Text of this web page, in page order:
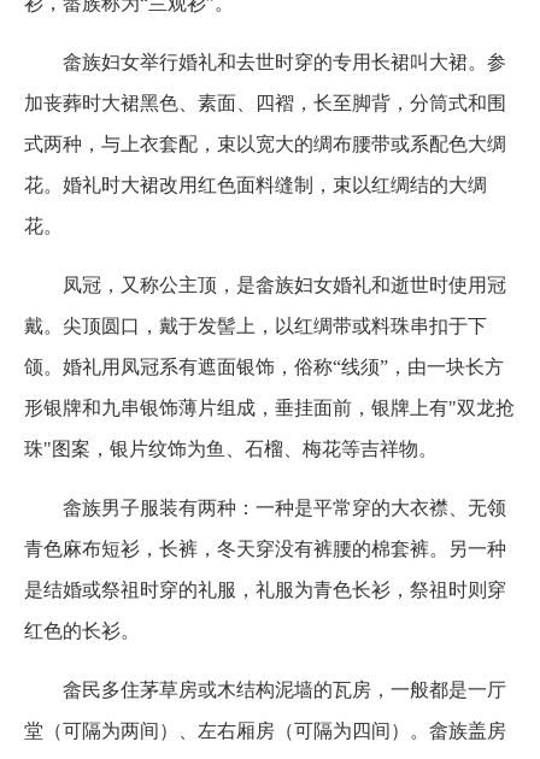
畲族妇女举行婚礼和去世时穿的专用长裙叫大裙。参
加丧葬时大裙黑色、素面、四褶，长至脚背，分筒式和围
式两种，与上衣套配，束以宽大的绸布腰带或系配色大绸
花。婚礼时大裙改用红色面料缝制，束以红绸结的大绸
花。
凤冠，又称公主顶，是畲族妇女婚礼和逝世时使用冠
戴。尖顶圆口，戴于发髻上，以红绸带或料珠串扣于下
颌。婚礼用凤冠系有遮面银饰，俗称“线须”，由一块长方
形银牌和九串银饰薄片组成，垂挂面前，银牌上有"双龙抢
珠"图案，银片纹饰为鱼、石榴、梅花等吉祥物。
畲族男子服装有两种：一种是平常穿的大衣襟、无领
青色麻布短衫，长裤，冬天穿没有裤腰的棉套裤。另一种
是结婚或祭祖时穿的礼服，礼服为青色长衫，祭祖时则穿
红色的长衫。
畲民多住茅草房或木结构泥墙的瓦房，一般都是一厅
堂（可隔为两间）、左右厢房（可隔为四间）。畲族盖房